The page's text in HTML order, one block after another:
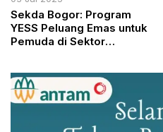
Sekda Bogor: Program
YESS Peluang Emas untuk
Pemuda di Sektor